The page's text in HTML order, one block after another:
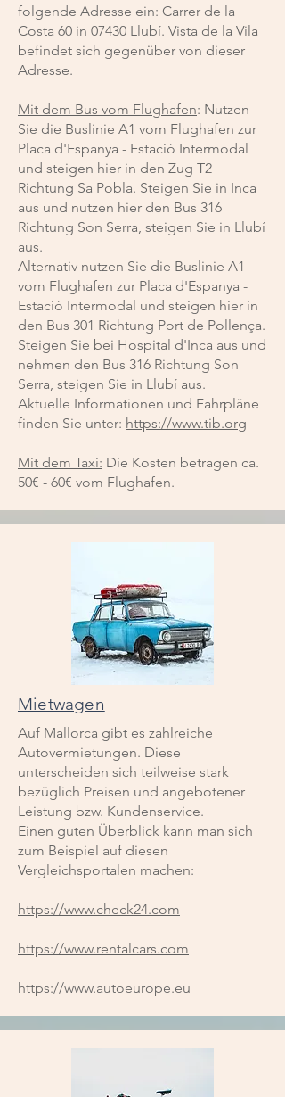
folgende Adresse ein: Carrer de la
Costa 60 in 07430 Llubí. Vista de la Vila
befindet sich gegenüber von dieser
Adresse.
Mit dem Bus vom Flughafen: Nutzen
Sie die Buslinie A1 vom Flughafen zur
Placa d'Espanya - Estació Intermodal
und steigen hier in den Zug T2
Richtung Sa Pobla. Steigen Sie in Inca
aus und nutzen hier den Bus 316
Richtung Son Serra, steigen Sie in Llubí
aus.
Alternativ nutzen Sie die Buslinie A1
vom Flughafen zur Placa d'Espanya -
Estació Intermodal und steigen hier in
den Bus 301 Richtung Port de Pollença.
Steigen Sie bei Hospital d'Inca aus und
nehmen den Bus 316 Richtung Son
Serra, steigen Sie in Llubí aus.
Aktuelle Informationen und Fahrpläne
finden Sie unter: https://www.tib.org
Mit dem Taxi: Die Kosten betragen ca.
50€ - 60€ vom Flughafen.
Mietwagen
Auf Mallorca gibt es zahlreiche
Autovermietungen. Diese
unterscheiden sich teilweise stark
bezüglich Preisen und angebotener
Leistung bzw. Kundenservice.
Einen guten Überblick kann man sich
zum Beispiel auf diesen
Vergleichsportalen machen:
https://www.check24.com
https://www.rentalcars.com
https://www.autoeurope.eu